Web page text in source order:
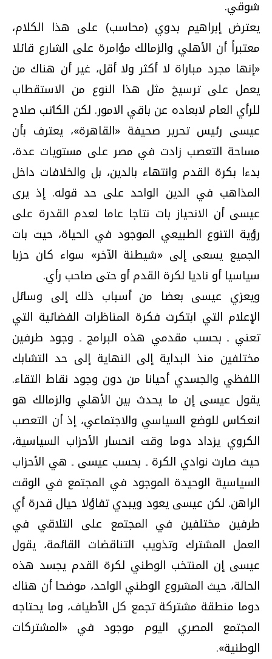
شوقي.
يعترض إبراهيم بدوي (محاسب) على هذا الكلام،
معتبراً أن الأهلي والزمالك مؤامرة على الشارع قائلا
«إنها مجرد مباراة لا أكثر ولا أقل، غير أن هناك من
يعمل على ترسيخ مثل هذا النوع من الاستقطاب
للرأي العام لابعاده عن باقي الامور. لكن الكاتب صلاح
عيسى رئيس تحرير صحيفة «القاهرة»، يعترف بأن
مساحة التعصب زادت في مصر على مستويات عدة،
بدءا بكرة القدم وانتهاء بالدين، بل والخلافات داخل
المذاهب في الدين الواحد على حد قوله. إذ يرى
عيسى أن الانحياز بات نتاجا عاما لعدم القدرة على
رؤية التنوع الطبيعي الموجود في الحياة، حيث بات
الجميع يسعى إلى «شيطنة الآخر» سواء كان حزبا
سياسيا أو ناديا لكرة القدم أو حتى صاحب رأي.
ويعزي عيسى بعضا من أسباب ذلك إلى وسائل
الإعلام التي ابتكرت فكرة المناظرات الفضائية التي
تعني ـ بحسب مقدمي هذه البرامج ـ وجود طرفين
مختلفين منذ البداية إلى النهاية إلى حد التشابك
اللفظي والجسدي أحيانا من دون وجود نقاط التقاء.
يقول عيسى إن ما يحدث بين الأهلي والزمالك هو
انعكاس للوضع السياسي والاجتماعي، إذ أن التعصب
الكروي يزداد دوما وقت انحسار الأحزاب السياسية،
حيث صارت نوادي الكرة ـ بحسب عيسى ـ هي الأحزاب
السياسية الوحيدة الموجود في المجتمع في الوقت
الراهن. لكن عيسى يعود ويبدي تفاؤلا حيال قدرة أي
طرفين مختلفين في المجتمع على التلاقي في
العمل المشترك وتذويب التناقضات القائمة، يقول
عيسى إن المنتخب الوطني لكرة القدم يجسد هذه
الحالة، حيث المشروع الوطني الواحد، موضحا أن هناك
دوما منطقة مشتركة تجمع كل الأطياف، وما يحتاجه
المجتمع المصري اليوم موجود في «المشتركات
الوطنية».